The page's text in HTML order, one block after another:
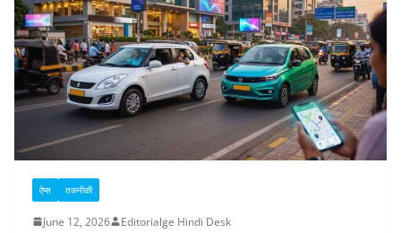
ऐप्स तकनीकी
June 12, 2026 Editorialge Hindi Desk